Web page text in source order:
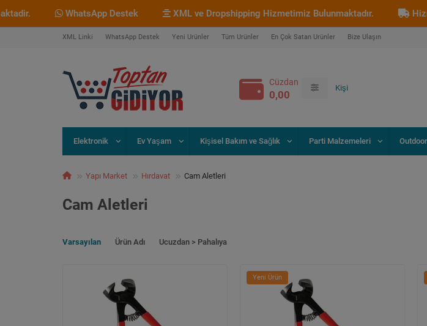
WhatsApp Destek XML ve Dropshipping Hizmetimiz Bulunmaktadır. Hizmet
XML Linki WhatsApp Destek Yeni Ürünler Tüm Ürünler En Çok Satan Ürünler Bize Ulaşın
Cüzdan
0,00
Elektronik Ev Yaşam Kişisel Bakım ve Sağlık Parti Malzemeleri
Yapı Market Hırdavat Cam Aletleri
Cam Aletleri
Varsayılan Ürün Adı Ucuzdan > Pahalıya
Yeni Ürün